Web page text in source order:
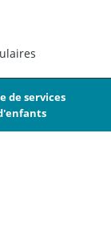
de services